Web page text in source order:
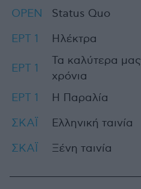
OPEN
Status Quo
ΕΡΤ 1
Ηλέκτρα
ΕΡΤ 1
Τα καλύτερα μας
χρόνια
ΕΡΤ 1 Η Παραλία
ΣΚΑΪ
Ελληνική ταινία
ΣΚΑΪ
Ξένη ταινία